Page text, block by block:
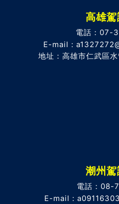
高雄
電話：07-
E-mail :
地址：高雄市仁武區
潮州
電話：08-
E-mail :